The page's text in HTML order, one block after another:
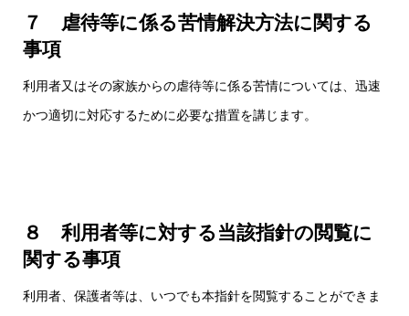
７ 虐待等に係る苦情解決方法に関する
事項
利用者又はその家族からの虐待等に係る苦情については、迅速
かつ適切に対応するために必要な措置を講じます。
８ 利用者等に対する当該指針の閲覧に
関する事項
利用者、保護者等は、いつでも本指針を閲覧することができま